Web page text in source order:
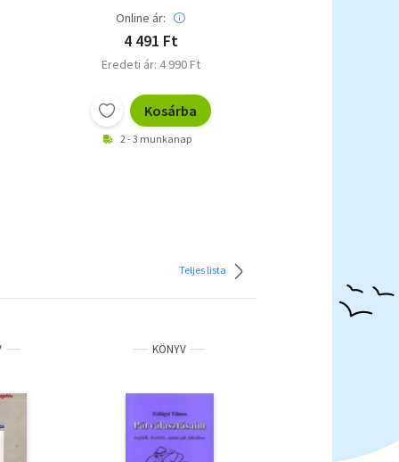
Online ár:
4 491 Ft
Eredeti ár: 4 990 Ft
Kosárba
2 - 3 munkanap
Teljes lista
KÖNYV